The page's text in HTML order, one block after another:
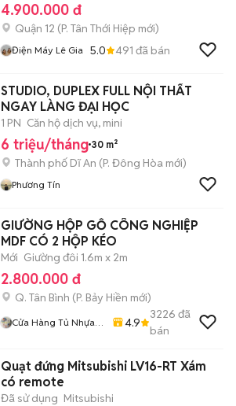
4.900.000 đ
Quận 12 (P. Tân Thới Hiệp mới)
Điện Máy Lê Gia 5.0 491 đã bán
STUDIO, DUPLEX FULL NỘI THẤT
NGAY LÀNG ĐẠI HỌC
1 PN Căn hộ dịch vụ, mini
6 triệu/tháng 30 m²
Thành phố Dĩ An (P. Đông Hòa mới)
Phương Tín
GIƯỜNG HỘP GỖ CÔNG NGHIỆP
MDF CÓ 2 HỘP KÉO
Mới Giường đôi 1.6m x 2m
2.800.000 đ
Q. Tân Bình (P. Bảy Hiền mới)
Cửa Hàng Tủ Nhựa
4.9
3226 đã
bán
Quạt đứng Mitsubishi LV16-RT Xám
có remote
Đã sử dụng Mitsubishi